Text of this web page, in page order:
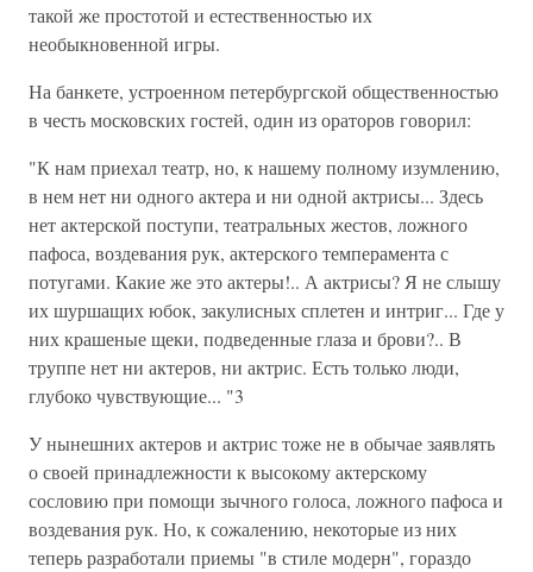
такой же простотой и естественностью их
необыкновенной игры.
На банкете, устроенном петербургской общественностью
в честь московских гостей, один из ораторов говорил:
"К нам приехал театр, но, к нашему полному изумлению,
в нем нет ни одного актера и ни одной актрисы... Здесь
нет актерской поступи, театральных жестов, ложного
пафоса, воздевания рук, актерского темперамента с
потугами. Какие же это актеры!.. А актрисы? Я не слышу
их шуршащих юбок, закулисных сплетен и интриг... Где у
них крашеные щеки, подведенные глаза и брови?.. В
труппе нет ни актеров, ни актрис. Есть только люди,
глубоко чувствующие... "3
У нынешних актеров и актрис тоже не в обычае заявлять
о своей принадлежности к высокому актерскому
сословию при помощи зычного голоса, ложного пафоса и
воздевания рук. Но, к сожалению, некоторые из них
теперь разработали приемы "в стиле модерн", гораздо